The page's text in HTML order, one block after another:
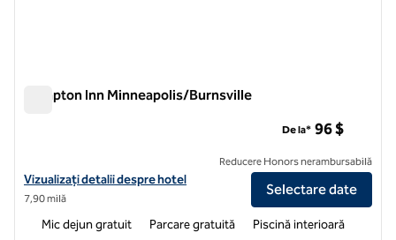
Hampton Inn Minneapolis/Burnsville
Vizualizați detaliile hotelului Hampton Inn Minneapolis/Burnsville
Vizualizați detalii despre hotel
7,90 milă
De la* 96 $
Reducere Honors nerambursabilă
Selectare date
Mic dejun gratuit Parcare gratuită Piscină interioară